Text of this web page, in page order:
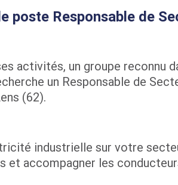
poste Responsable de
activités, un groupe reconnu
un Responsable de
(62).
industrielle sur votre
et accompagner les